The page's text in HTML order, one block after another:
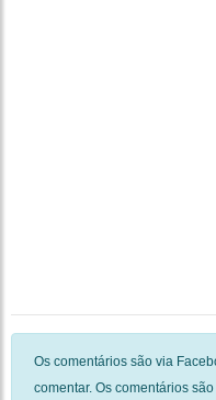
Os comentários são via
comentar. Os comentários